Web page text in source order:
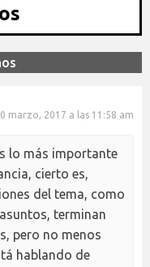
marzo, 2017 a las 11:58 am
lo más importante
cierto es,
del tema, como
terminan
pero no menos
hablando de